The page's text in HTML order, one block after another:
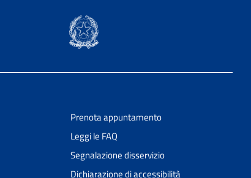
Prenota appuntamento
Leggi le FAQ
Segnalazione disservizio
Dichiarazione di accessibilità